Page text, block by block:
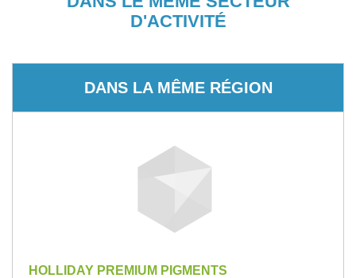
D'ACTIVITÉ
DANS LA MÊME RÉGION
HOLLIDAY PREMIUM PIGMENTS